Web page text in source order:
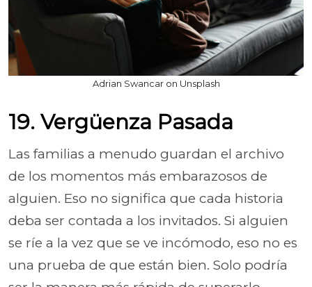
Adrian Swancar on Unsplash
19. Vergüenza Pasada
Las familias a menudo guardan el archivo
de los momentos más embarazosos de
alguien. Eso no significa que cada historia
deba ser contada a los invitados. Si alguien
se ríe a la vez que se ve incómodo, eso no es
una prueba de que están bien. Solo podría